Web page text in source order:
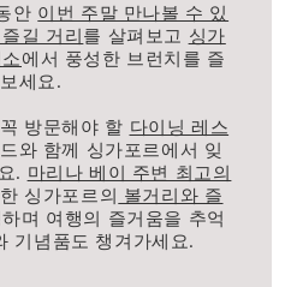
안 이번 주말 만나볼 수 있
길 거리 를 살펴보고 싱가
에서 풍성한 브런치를 즐
세요.
방문해야 할 다이닝 레스
와 함께 싱가포르에서 잊
. 마리나 베이 주변 최고의
싱가포르의
볼거리와 즐
며 여행의 즐거움을 추억
기념품도 챙겨가세요.